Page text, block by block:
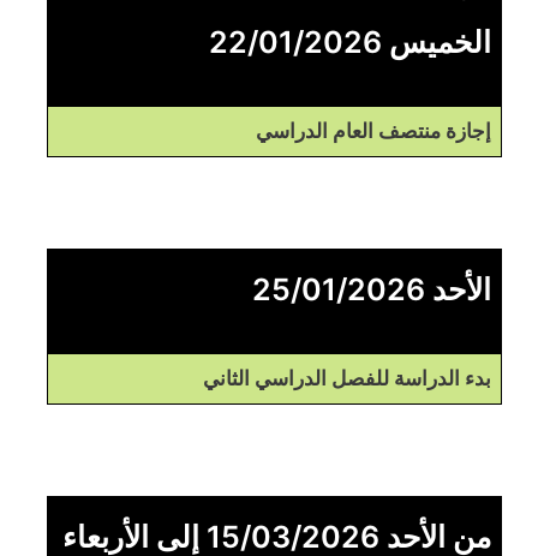
الخميس 22/01/2026
إجازة منتصف العام الدراسي
الأحد 25/01/2026
بدء الدراسة للفصل الدراسي الثاني
من الأحد 15/03/2026 إلى الأربعاء